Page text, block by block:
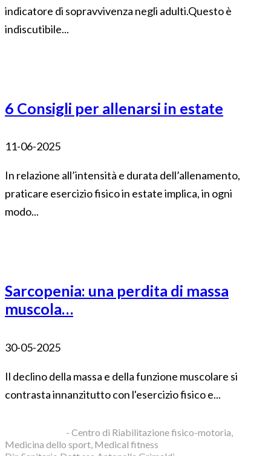
indicatore di sopravvivenza negli adulti.Questo è
indiscutibile...
6 Consigli per allenarsi in estate
11-06-2025
In relazione all’intensità e durata dell’allenamento,
praticare esercizio fisico in estate implica, in ogni
modo...
Sarcopenia: una perdita di massa
muscola…
30-05-2025
Il declino della massa e della funzione muscolare si
contrasta innanzitutto con l'esercizio fisico e...
- Centro di Riabilitazione fisico-motoria,
Medicina dello sport, Medical fitness